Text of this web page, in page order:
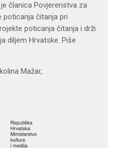
članica Povjerenstva za
poticanja čitanja pri
poticanja čitanja i drži
diljem Hrvatske. Piše
Mažar,